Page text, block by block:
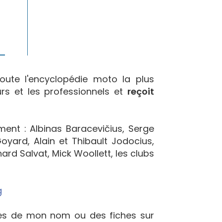
l'encyclopédie moto la plus
et les professionnels et reçoit
: Albinas Baracevičius, Serge
Alain et Thibault Jodocius,
Salvat, Mick Woollett, les clubs
de mon nom ou des fiches sur